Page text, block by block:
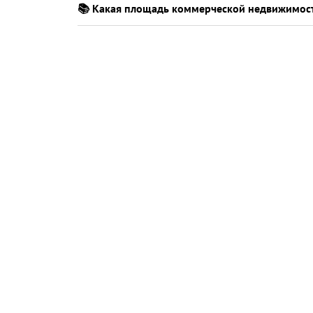
📚 Какая площадь коммерческой